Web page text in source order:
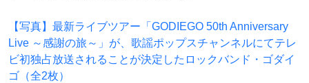
【写真】最新ライブツアー「GODIEGO 50th Anniversary
Live ～感謝の旅～」が、歌謡ポップスチャンネルにてテレ
ビ初独占放送されることが決定したロックバンド・ゴダイ
ゴ（全2枚）